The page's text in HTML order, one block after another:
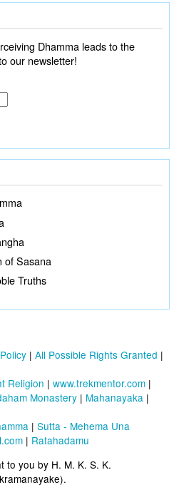
Dhamma leads to the
our newsletter!
of Sasana
Truths
| All Possible Rights Granted |
Religion | www.trekmentor.com |
Monastery | Mahanayaka |
| Sutta - Mehema Una
| Ratahadamu
to you by H. M. K. S. K.